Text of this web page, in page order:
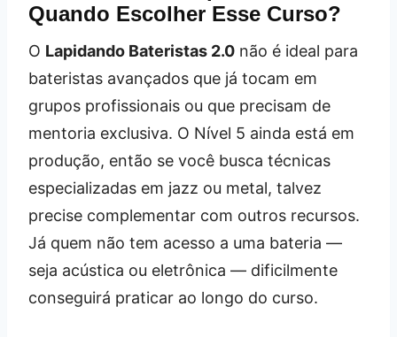
Quando Escolher Esse Curso?
O Lapidando Bateristas 2.0 não é ideal para
bateristas avançados que já tocam em
grupos profissionais ou que precisam de
mentoria exclusiva. O Nível 5 ainda está em
produção, então se você busca técnicas
especializadas em jazz ou metal, talvez
precise complementar com outros recursos.
Já quem não tem acesso a uma bateria —
seja acústica ou eletrônica — dificilmente
conseguirá praticar ao longo do curso.